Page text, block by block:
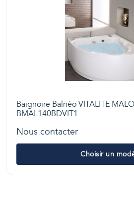
Baignoire Balnéo VITALITE
BMAL140BDVIT1
Nous contacter
Choisir un